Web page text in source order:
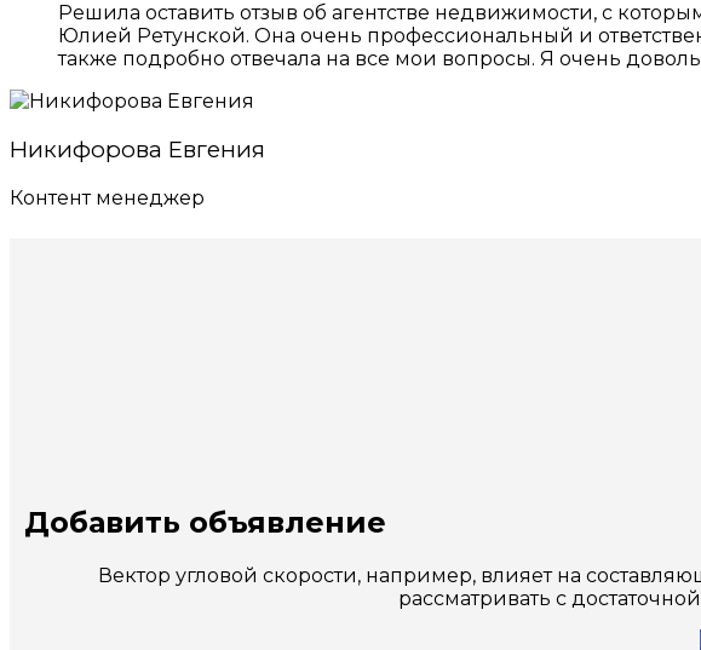
Решила оставить отзыв об агентстве недвижимости, с
Юлией Ретунской. Она очень профессиональный и
также подробно отвечала на все мои вопросы. Я очень
Никифорова Евгения
Контент менеджер
Добавить объявление
Вектор угловой скорости, например, влияет на
рассматривать с